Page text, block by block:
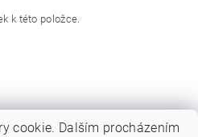
k této položce.
cookie. Dalším procházením